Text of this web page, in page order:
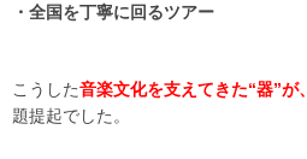
・全国を丁寧に回るツアー
こうした音楽文化を支えてきた“器”が、
題提起でした。